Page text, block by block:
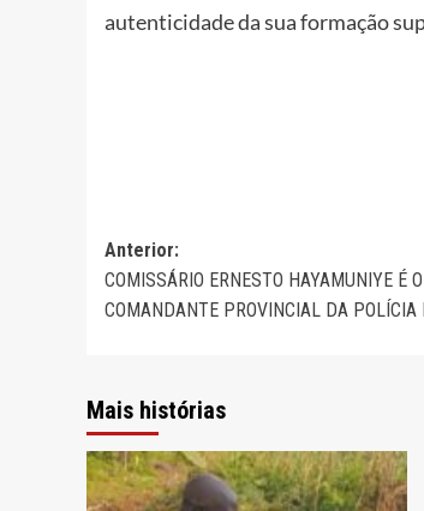
autenticidade da sua formação
Navegação
de
Anterior:
COMISSÁRIO ERNESTO HAYAMUNIYE É
COMANDANTE PROVINCIAL DA POLÍCIA
Mais histórias